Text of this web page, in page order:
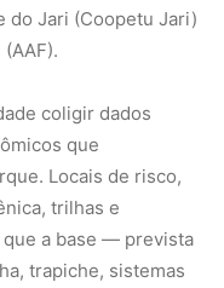
do Jari (Coopetu Jari)
coligir dados
que
Locais de risco,
trilhas e
a base — prevista
trapiche, sistemas